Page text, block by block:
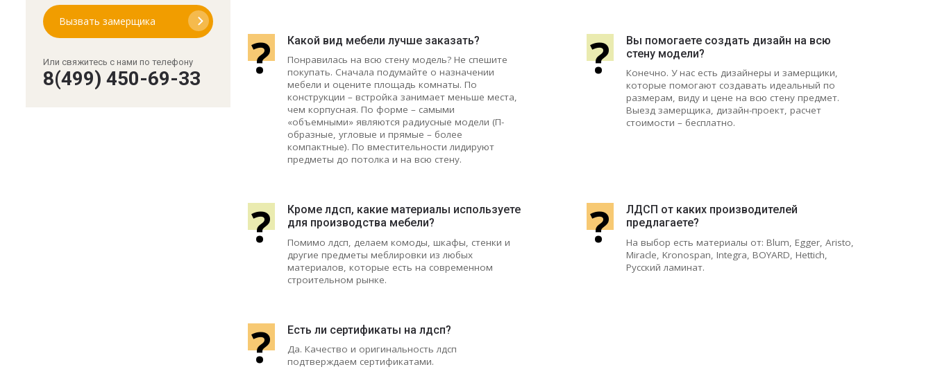
Вызвать замерщика
Или свяжитесь с нами по телефону
8(499) 450-69-33 ? Какой вид мебели лучше заказать?
Понравилась на всю стену модель? Не спешите
покупать. Сначала подумайте о назначении
мебели и оцените площадь комнаты. По
конструкции – встройка занимает меньше места,
чем корпусная. По форме – самыми
«объемными» являются радиусные модели (П-
образные, угловые и прямые – более
компактные). По вместительности лидируют
предметы до потолка и на всю стену.
?
Вы помогаете создать дизайн на всю
стену модели?
Конечно. У нас есть дизайнеры и замерщики,
которые помогают создавать идеальный по
размерам, виду и цене на всю стену предмет.
Выезд замерщика, дизайн-проект, расчет
стоимости – бесплатно.
?
Кроме лдсп, какие материалы используете
для производства мебели?
Помимо лдсп, делаем комоды, шкафы, стенки и
другие предметы меблировки из любых
материалов, которые есть на современном
строительном рынке.
?
ЛДСП от каких производителей
предлагаете?
На выбор есть материалы от: Blum, Egger, Aristo,
Miracle, Kronospan, Integra, BOYARD, Hettich,
Русский ламинат.
? Есть ли сертификаты на лдсп?
Да. Качество и оригинальность лдсп
подтверждаем сертификатами.